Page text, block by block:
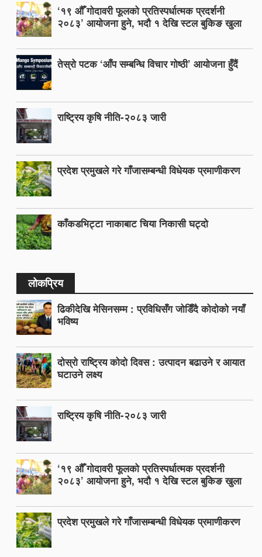
‘१९ औँ गोदावरी फूलको प्रतिस्पर्धात्मक प्रदर्शनी
२०८३’ आयोजना हुने, भदौ १ देखि स्टल बुकिङ खुला
तेस्रो पटक ‘आँप सम्बन्धि विचार गोष्ठी’ आयोजना हुँदैं
राष्ट्रिय कृषि नीति-२०८३ जारी
प्रदेश प्रमुखले गरे गाँजासम्बन्धी विधेयक प्रमाणीकरण
काँकडभिट्टा नाकाबाट चिया निकासी घट्दो
लोकप्रिय
ढिकीदेखि मेसिनसम्म : प्रविधिसँग जोडिँदै कोदोको नयाँ
भविष्य
दोस्रो राष्ट्रिय कोदो दिवस : उत्पादन बढाउने र आयात
घटाउने लक्ष्य
राष्ट्रिय कृषि नीति-२०८३ जारी
‘१९ औँ गोदावरी फूलको प्रतिस्पर्धात्मक प्रदर्शनी
२०८३’ आयोजना हुने, भदौ १ देखि स्टल बुकिङ खुला
प्रदेश प्रमुखले गरे गाँजासम्बन्धी विधेयक प्रमाणीकरण